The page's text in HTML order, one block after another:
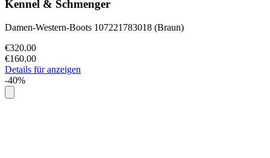
Kennel & Schmenger
Damen-Western-Boots 107221783018 (Braun)
€320.00
€160.00
Details für anzeigen
-40%